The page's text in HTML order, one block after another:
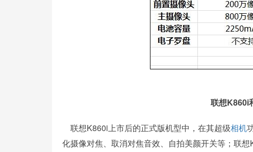
联想K860i
联想K860i上市后的正式版机型中，在其超级相机
化摄像对焦、取消对焦音效、自拍美颜开关等；联